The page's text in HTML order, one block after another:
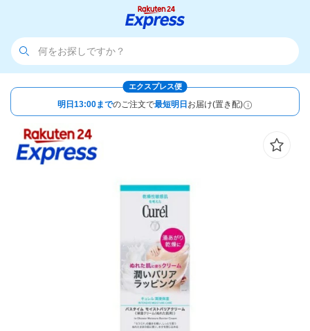
エクスプレス便
明日13:00までのご注文で最短明日 お届け(置き配)